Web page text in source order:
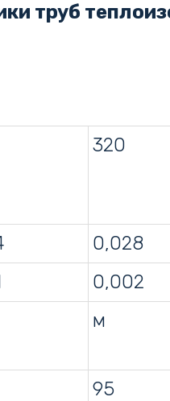
труб
320
0,028
0,002
м
95